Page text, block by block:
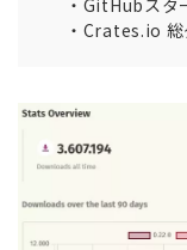
・GitHubスタ
・Crates.io